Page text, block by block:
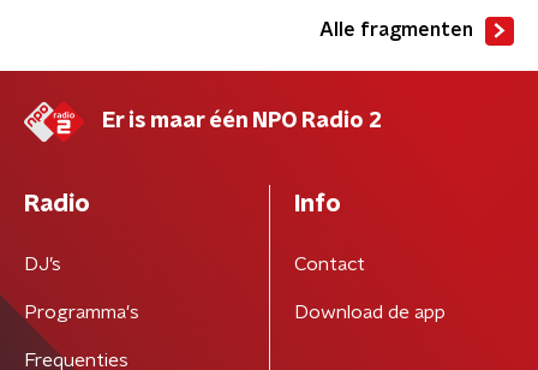
Alle fragmenten
Er is maar één NPO Radio 2
Radio
DJ’s
Programma's
Frequenties
Info
Contact
Download de app